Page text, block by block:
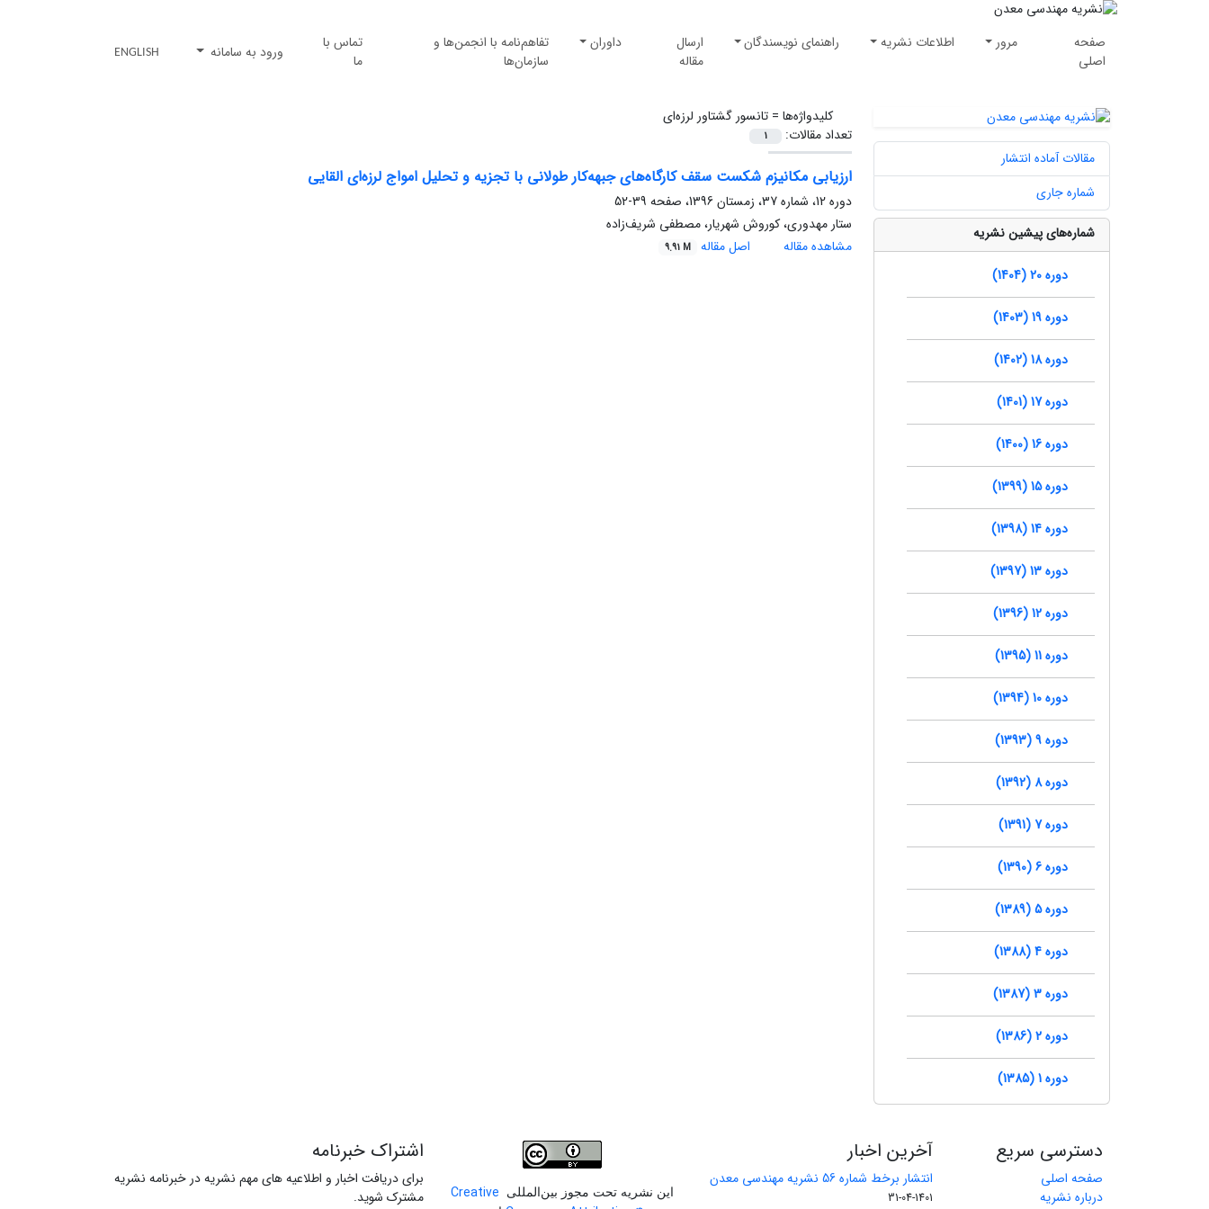
صفحه
اصلی
مرور اطلاعات نشریه راهنمای نویسندگان
ارسال
مقاله
داوران
تفاهم‌نامه با انجمن‌ها و
سازمان‌ها
تماس با
ما
ورود به سامانه ENGLISH
کلیدواژه‌ها =تانسور گشتاور لرزه‌ای
تعداد مقالات:
1
ارزیابی مکانیزم شکست سقف کارگاه‌های جبهه‌کار طولانی با تجزیه و تحلیل امواج لرزه‌ای القایی
دوره 12، شماره 37، زمستان 1396، صفحه
39-52
ستار مهدوری، کوروش شهریار، مصطفی شریف‌زاده
مشاهده مقاله
اصل مقاله 9.91 M
مقالات آماده انتشار
شماره جاری
شماره‌های پیشین نشریه
دوره 20 (1404)
دوره 19 (1403)
دوره 18 (1402)
دوره 17 (1401)
دوره 16 (1400)
دوره 15 (1399)
دوره 14 (1398)
دوره 13 (1397)
دوره 12 (1396)
دوره 11 (1395)
دوره 10 (1394)
دوره 9 (1393)
دوره 8 (1392)
دوره 7 (1391)
دوره 6 (1390)
دوره 5 (1389)
دوره 4 (1388)
دوره 3 (1387)
دوره 2 (1386)
دوره 1 (1385)
دسترسی سریع
صفحه اصلی
درباره نشریه
آخرین اخبار
انتشار برخط شماره 56 نشریه مهندسی معدن
1401-04-31 این نشریه تحت مجوز بین‌المللی
Creative
اشتراک خبرنامه
برای دریافت اخبار و اطلاعیه های مهم نشریه در خبرنامه نشریه
مشترک شوید.